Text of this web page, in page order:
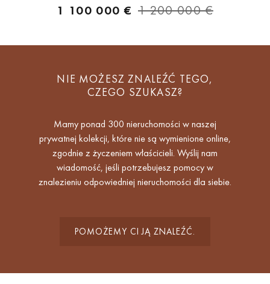
1 100 000 € 1 200 000 €
NIE MOŻESZ ZNALEŹĆ TEGO,
CZEGO SZUKASZ?
Mamy ponad 300 nieruchomości w naszej
prywatnej kolekcji, które nie są wymienione online,
zgodnie z życzeniem właścicieli. Wyślij nam
wiadomość, jeśli potrzebujesz pomocy w
znalezieniu odpowiedniej nieruchomości dla siebie.
POMOŻEMY CI JĄ ZNALEŹĆ.